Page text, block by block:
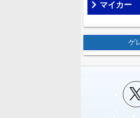
マイカー
ゲ